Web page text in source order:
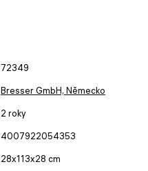
72349
Bresser GmbH, Německo
2 roky
4007922054353
28x113x28 cm